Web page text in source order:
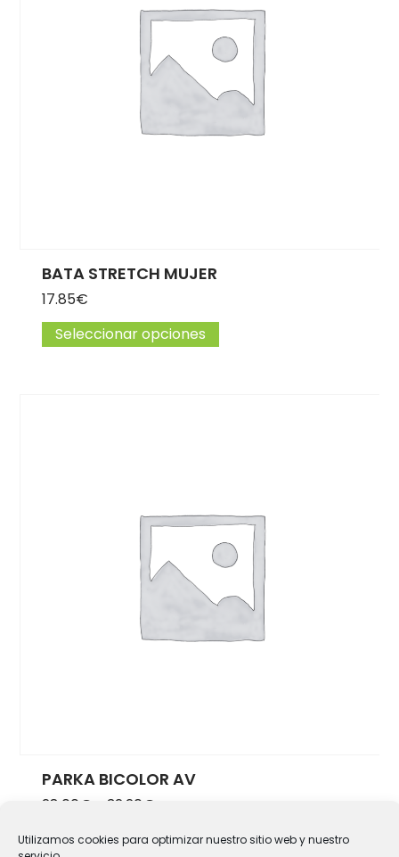
Utilizamos cookies para optimizar nuestro sitio web y nuestro
BATA STRETCH MUJER
17.85€
Seleccionar opciones
PARKA BICOLOR AV
28.00 € 32.20 €
Seleccionar opciones
Este producto tiene